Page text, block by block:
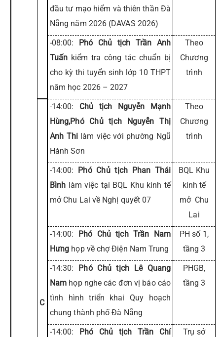
đầu tư mạo hiểm và thiên thần Đà
Nẵng năm 2026 (DAVAS 2026)
-08:00: Phó Chủ tịch Trần Anh
Tuấn kiểm tra công tác chuẩn bị
cho kỳ thi tuyển sinh lớp 10 THPT
năm học 2026 – 2027
Theo
Chương
trình
C
-14:00: Chủ tịch Nguyễn Mạnh
Hùng,Phó Chủ tịch Nguyễn Thị
Anh Thilàm việc với phường Ngũ
Hành Sơn
Theo
Chương
trình
-14:00: Phó Chủ tịch Phan Thái
Bình làm việc tại BQL Khu kinh tế
mở Chu Lai về Nghị quyết 07
BQL Khu
kinh tế
mở Chu
Lai
-14:00: Phó Chủ tịch Trần Nam
Hưng họp về chợ Điện Nam Trung
PH số 1,
tầng 3
-14:30: Phó Chủ tịch Lê Quang
Nam họp nghe các đơn vị báo cáo
tình hình triển khai Quy hoạch
chung thành phố Đà Nẵng
PHGB,
tầng 3
-14:00: Phó Chủ tịch Trần Chí
Trụ sở